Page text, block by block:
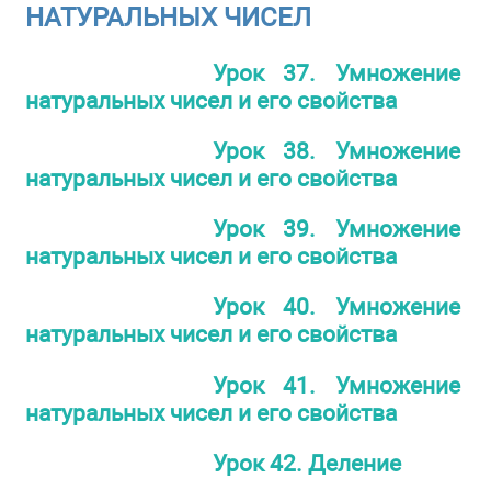
НАТУРАЛЬНЫХ ЧИСЕЛ
Урок 37. Умножение
натуральных чисел и его свойства
Урок 38. Умножение
натуральных чисел и его свойства
Урок 39. Умножение
натуральных чисел и его свойства
Урок 40. Умножение
натуральных чисел и его свойства
Урок 41. Умножение
натуральных чисел и его свойства
Урок 42. Деление